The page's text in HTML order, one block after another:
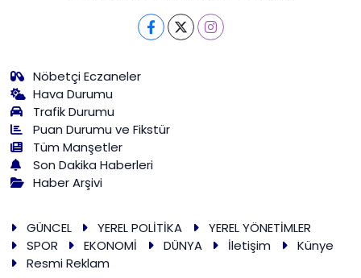
Nöbetçi Eczaneler
Hava Durumu
Trafik Durumu
Puan Durumu ve Fikstür
Tüm Manşetler
Son Dakika Haberleri
Haber Arşivi
GÜNCEL YEREL POLİTİKA
YEREL YÖNETİMLER
SPOR
EKONOMİ DÜNYA İletişim
Künye
Resmi Reklam